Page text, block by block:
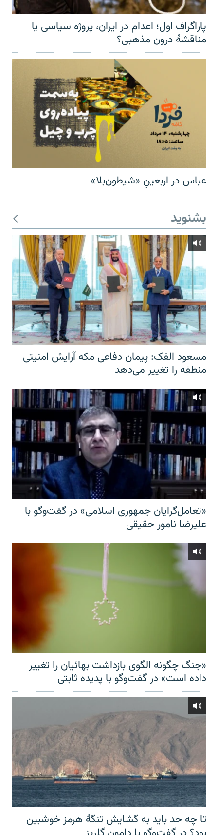
پاراگراف اول؛ اعدام در ایران، پروژه سیاسی یا
مناقشهٔ درون مذهبی؟
عباس در اربعینِ «شیطون‌بلا»
بشنوید
مسعود الفک: پیمان دفاعی مکه آرایش امنیتی
منطقه را تغییر می‌دهد
«تعامل‌گرایان جمهوری اسلامی» در گفت‌وگو با
علیرضا نامور حقیقی
«جنگ چگونه الگوی بازداشت بهائیان را تغییر
داده است» در گفت‌وگو با پدیده ثابتی
تا چه حد باید به گشایش تنگهٔ هرمز خوشبین